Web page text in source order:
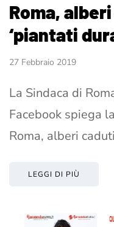
Roma,
‘piantati
27 Febbraio 2019
La Sindaca di
Facebook spiega
Roma, alberi
LEGGI DI PIÙ